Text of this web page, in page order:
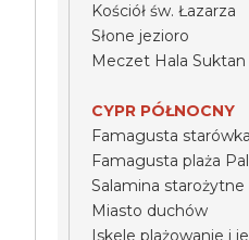
Kościół św. Łazarza
Słone jezioro
Meczet Hala Suktan
CYPR PÓŁNOCNY
Famagusta starówka
Famagusta plaża
Salamina
Miasto duchów
Iskele plażowanie i